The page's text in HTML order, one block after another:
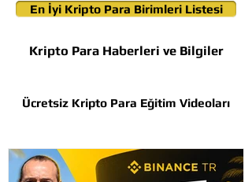
Ücretsiz Kripto Para Eğitim Videoları
Kripto Para Haberleri ve Bilgiler
En İyi Kripto Para Birimleri Listesi